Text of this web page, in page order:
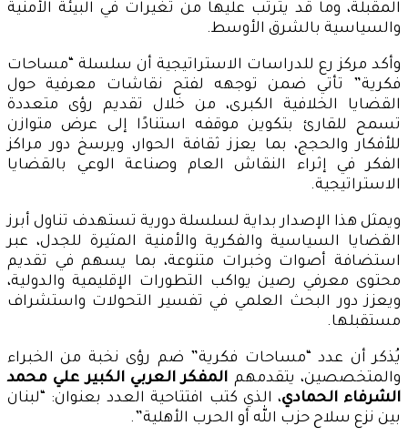
المقبلة، وما قد يترتب عليها من تغيرات في البيئة الأمنية
والسياسية بالشرق الأوسط.
وأكد مركز رع للدراسات الاستراتيجية أن سلسلة “مساحات
فكرية” تأتي ضمن توجهه لفتح نقاشات معرفية حول
القضايا الخلافية الكبرى، من خلال تقديم رؤى متعددة
تسمح للقارئ بتكوين موقفه استنادًا إلى عرض متوازن
للأفكار والحجج، بما يعزز ثقافة الحوار، ويرسخ دور مراكز
الفكر في إثراء النقاش العام وصناعة الوعي بالقضايا
الاستراتيجية.
ويمثل هذا الإصدار بداية لسلسلة دورية تستهدف تناول أبرز
القضايا السياسية والفكرية والأمنية المثيرة للجدل، عبر
استضافة أصوات وخبرات متنوعة، بما يسهم في تقديم
محتوى معرفي رصين يواكب التطورات الإقليمية والدولية،
ويعزز دور البحث العلمي في تفسير التحولات واستشراف
مستقبلها.
يُذكر أن عدد “مساحات فكرية” ضم رؤى نخبة من الخبراء
والمتخصصين، يتقدمهم المفكر العربي الكبير علي محمد
الشرفاء الحمادي، الذي كتب افتتاحية العدد بعنوان: “لبنان
بين نزع سلاح حزب الله أو الحرب الأهلية”.